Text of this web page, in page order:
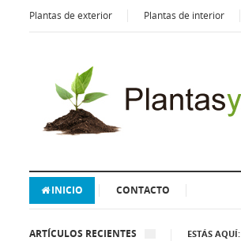
Plantas de exterior Plantas de interior
INICIO CONTACTO
ESTÁS AQUÍ:
ARTÍCULOS RECIENTES